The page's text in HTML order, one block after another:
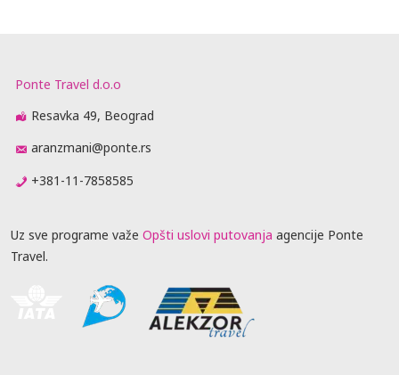
Ponte Travel d.o.o
Resavka 49, Beograd
aranzmani@ponte.rs
+381-11-7858585
Uz sve programe važe Opšti uslovi putovanja agencije Ponte
Travel.